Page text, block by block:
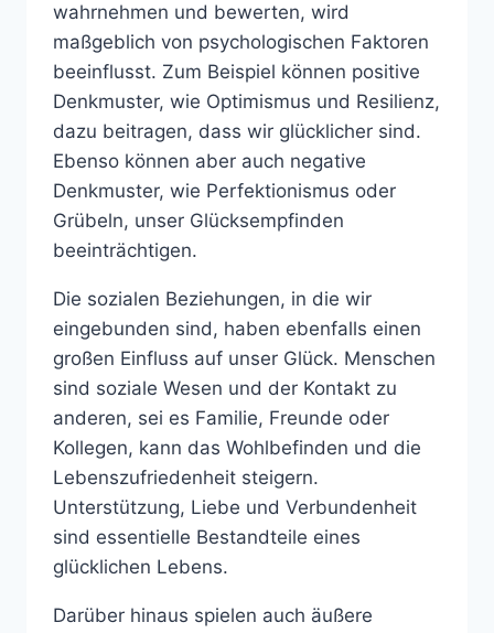
wahrnehmen und bewerten, wird
maßgeblich von psychologischen Faktoren
beeinflusst. Zum Beispiel können positive
Denkmuster, wie Optimismus und Resilienz,
dazu beitragen, dass wir glücklicher sind.
Ebenso können aber auch negative
Denkmuster, wie Perfektionismus oder
Grübeln, unser Glücksempfinden
beeinträchtigen.
Die sozialen Beziehungen, in die wir
eingebunden sind, haben ebenfalls einen
großen Einfluss auf unser Glück. Menschen
sind soziale Wesen und der Kontakt zu
anderen, sei es Familie, Freunde oder
Kollegen, kann das Wohlbefinden und die
Lebenszufriedenheit steigern.
Unterstützung, Liebe und Verbundenheit
sind essentielle Bestandteile eines
glücklichen Lebens.
Darüber hinaus spielen auch äußere